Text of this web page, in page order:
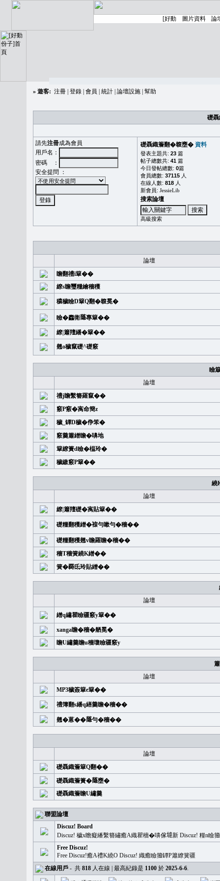
» 遊客: 注冊 登錄 會員 統計 論壇設施 幫助
礎
請先注冊成為會員
用戶名：
密碼 ：
安全提問 ：
礎聶織簷翻�䪖壅� 資料
發表主題共: 23 篇
帖子總數共: 41 篇
今日發帖總數: 0篇
會員總數: 37115 人
在線人數: 818 人
新會員: JessieLib
搜索論壇
高級搜索
論壇
瞻翻禮i簞��
繚s瞻璽糧繪穡穫
穠穢瞼D簞Q翻�䪖冕�
瞼�䆐衛𦻕專簞��
繚|簫羶繙�簞��
翹o穢竄礎^礎竅
瞼
論壇
禮j瞻繫簪羅竄��
竅P竅�㝢命簡z
穢_罈D穢�鿇笨�
竅羹簫繒瞻�嚊地
簞繚簣d瞼�榅玲�
穢繳竅P簞��
繞
論壇
繚|簫羶礎�㝢貼簞��
礎糧翻穫繒�䙛勻嗽勻�穡��
礎糧翻穫翹v瞻羅瞻�穡��
穡T穡簧繞K繒��
簧�覉氐玲貼繒��
論壇
繒q繡瞿瞼疆竅y簞��
xanga瞻�穡�舾冕�
瞻U繡羹瞻u穡瓊瞼疆竅y
論壇
MP3穢簽簞e簞��
禮簿翻s繙q繕羹瞻�穡��
翹�蒽��𦻕勻�穡��
論壇
礎聶織簷簞Q翻��
礎聶織簷簣�𦻕壅�
礎聶織簷瞻U繡羹
聯盟論壇
Discuz! Board
Discuz! 穢x瞻癡繙繫簪繡癒A織瞿穡�嚊傢𡐿新 Discuz! 糧n
Free Discuz!
Free Discuz!癒A禮K繞O Discuz! 織癒瞼籀罈P簫繚簧疆
在線用戶 - 共 818 人在線 | 最高紀錄是 1100 於 2025-6-6.